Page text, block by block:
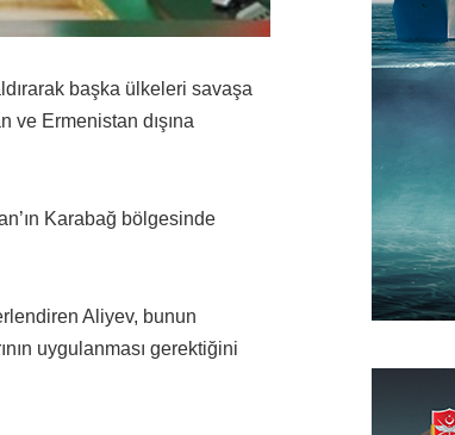
başka ülkeleri savaşa
ve Ermenistan dışına
Karabağ bölgesinde
Aliyev, bunun
uygulanması gerektiğini